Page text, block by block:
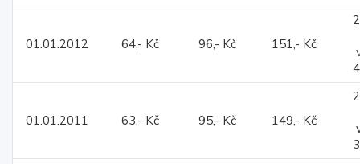
01.01.2012 64,- Kč 96,- Kč 151,- Kč
01.01.2011 63,- Kč 95,- Kč 149,- Kč